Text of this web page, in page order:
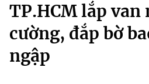
Chuyên mục
Chính trị
Pháp luật
Thể thao
Truyền hình
Văn hóa - Giải trí
TP.HCM lắp
cường, đắp bờ
ngập